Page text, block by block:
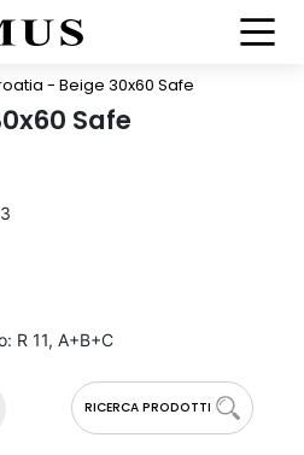
- Beige 30x60 Safe
Safe
RICERCA PRODOTTI
R 11, A+B+C